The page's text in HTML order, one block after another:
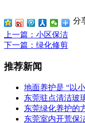
分
上一篇 ：小区保洁
下一篇 ：绿化修剪
推荐新闻
地面养护是 “以
东莞驻点清洁玻
东莞绿化养护的
东莞室内开荒保